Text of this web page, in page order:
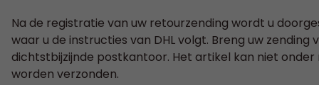
Na de registratie van uw retourzending wordt u
waar u de instructies van DHL volgt. Breng uw
dichtstbijzijnde postkantoor. Het artikel kan niet
worden verzonden.